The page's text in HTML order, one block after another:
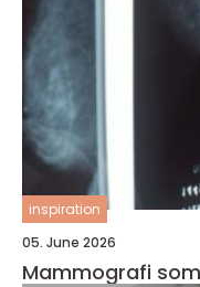
inspiration
05. June 2026
Mammografi